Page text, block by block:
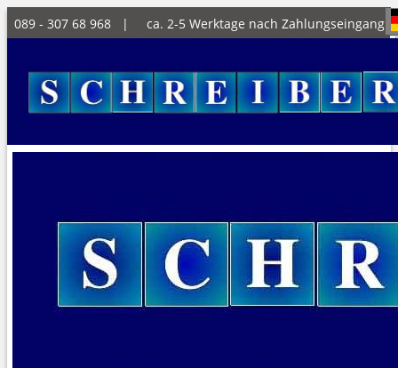
089 - 307 68 968 | ca. 2-5 Werktage nach Zahlungseingang